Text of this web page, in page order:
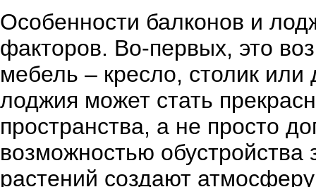
Особенности балконов и
факторов. Во-первых, это
мебель – кресло, столик
лоджия может стать
пространства, а не просто
возможностью обустройства
растений создают